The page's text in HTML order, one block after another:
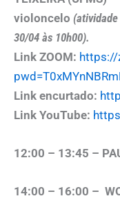
violoncelo
30/04 às 10h00).
Link ZOOM:
Link encurtado:
Link YouTube:
12:00 – 13:45 –
14:00 – 16:00 –